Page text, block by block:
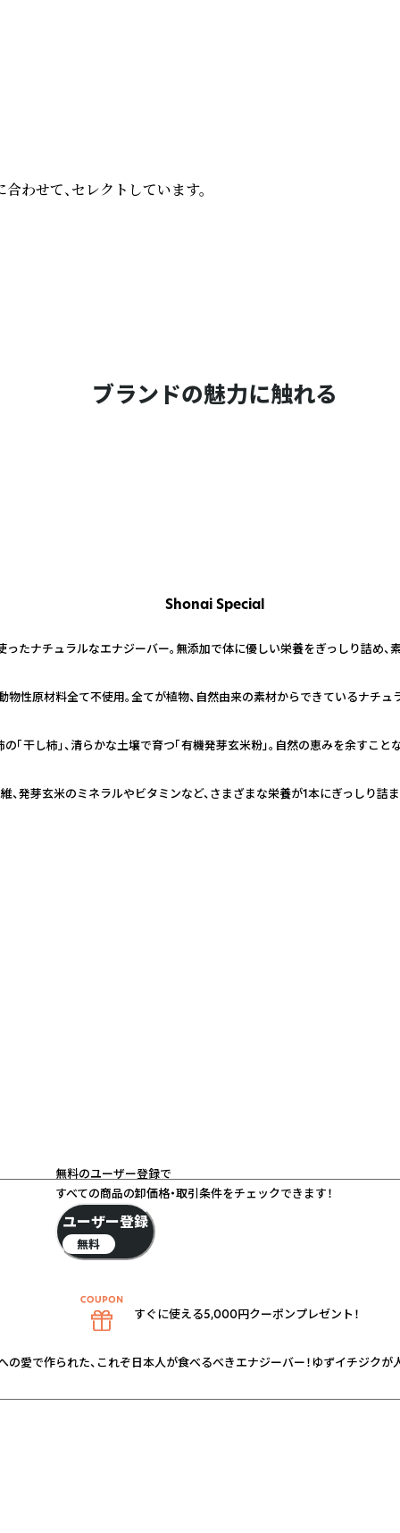
わせて、セレクトしています。
ブランドの魅力に触れる
Shonai Special
たナチュラルなエナジーバー。無添加で体に優しい栄養をぎっしり詰め、
動物性原材料全て不使用。全てが植物、自然由来の素材からできているナチ
干し柿」、清らかな土壌で育つ「有機発芽玄米粉」。自然の恵みを余すこと
、発芽玄米のミネラルやビタミンなど、さまざまな栄養が1本にぎっしり詰ま
愛で作られた、これぞ日本人が食べるべきエナジーバー！ゆずイチジ
無料のユーザー登録で
すべての商品の卸価格・取引条件をチェックできます！
ユーザー登録
無料
すぐに使える5,000円クーポンプレゼント！